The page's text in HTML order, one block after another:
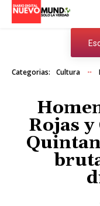
Categorias: Cultura
Rojas